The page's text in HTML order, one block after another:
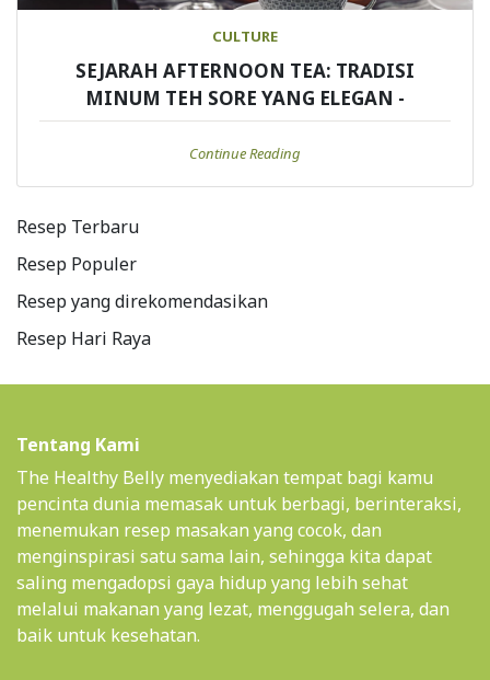
CULTURE
SEJARAH AFTERNOON TEA: TRADISI
MINUM TEH SORE YANG ELEGAN -
Continue Reading
Resep Terbaru
Resep Populer
Resep yang direkomendasikan
Resep Hari Raya
Tentang Kami
The Healthy Belly menyediakan tempat bagi kamu
pencinta dunia memasak untuk berbagi, berinteraksi,
menemukan resep masakan yang cocok, dan
menginspirasi satu sama lain, sehingga kita dapat
saling mengadopsi gaya hidup yang lebih sehat
melalui makanan yang lezat, menggugah selera, dan
baik untuk kesehatan.